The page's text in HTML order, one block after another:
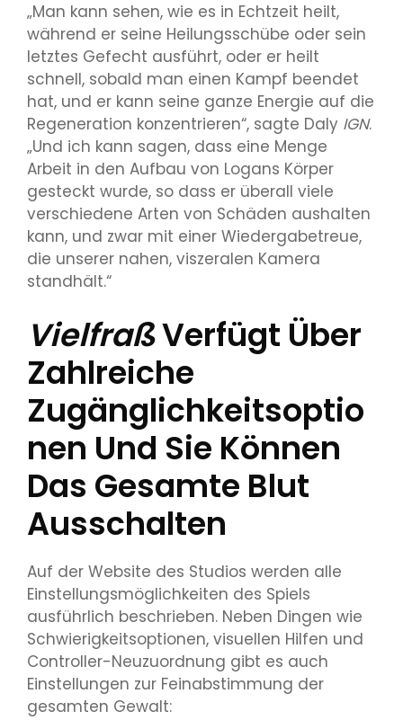
„Man kann sehen, wie es in Echtzeit heilt,
während er seine Heilungsschübe oder sein
letztes Gefecht ausführt, oder er heilt
schnell, sobald man einen Kampf beendet
hat, und er kann seine ganze Energie auf die
Regeneration konzentrieren“, sagte Daly IGN.
„Und ich kann sagen, dass eine Menge
Arbeit in den Aufbau von Logans Körper
gesteckt wurde, so dass er überall viele
verschiedene Arten von Schäden aushalten
kann, und zwar mit einer Wiedergabetreue,
die unserer nahen, viszeralen Kamera
standhält.“
VielfraßVerfügt Über
Zahlreiche
Zugänglichkeitsoptio
Nen Und Sie Können
Das Gesamte Blut
Ausschalten
Auf der Website des Studios werden alle
Einstellungsmöglichkeiten des Spiels
ausführlich beschrieben. Neben Dingen wie
Schwierigkeitsoptionen, visuellen Hilfen und
Controller-Neuzuordnung gibt es auch
Einstellungen zur Feinabstimmung der
gesamten Gewalt: